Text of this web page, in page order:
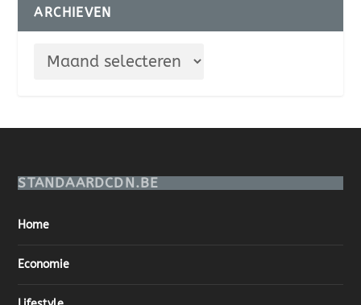
ARCHIEVEN
STANDAARDCDN.BE
Home
Economie